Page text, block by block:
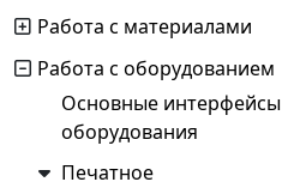
Работа с материалами
Работа с оборудованием
Основные интерфейсы
оборудования
Печатное